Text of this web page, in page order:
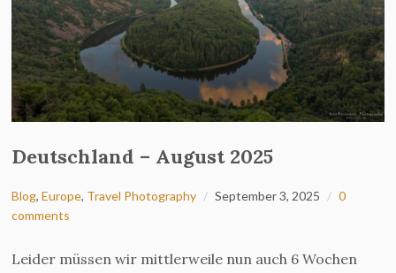
Deutschland – August 2025
Blog,Europe, Travel Photography September 3, 2025
0
comments
Leider müssen wir mittlerweile nun auch 6 Wochen